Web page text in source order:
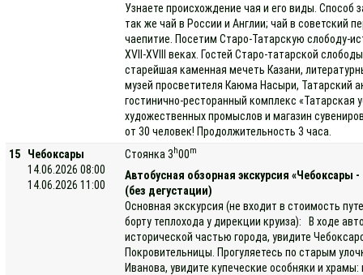
Узнаете происхождение чая и его виды. Способ
так же чай в России и Англии; чай в советский
чаепитие. Посетим Старо-Татарскую слободу-
XVII-XVIII веках. Гостей Старо-татарской
старейшая каменная мечеть Казани,
музей просветителя Каюма Насыри, Татарский
гостинично-ресторанный комплекс
художественных промыслов и магазин
от 30 человек! Продолжительность 3 часа.
15
Чебоксары
14.06.2026 08:00
14.06.2026 11:00
Стоянка 3 h00m
Автобусная обзорная экскурсия
(без дегустации)
Основная экскурсия (не входит в стоимость
борту теплохода у дирекции круиза): В ходе
исторической частью города, увидите
Покровительницы. Прогуляетесь по старым
Иванова, увидите купеческие особняки и